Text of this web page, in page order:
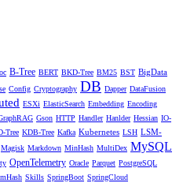
B-Tree BERT BKD-Tree BM25 BST BigData
Config Cryptography DB Dapper DataFusion
ESXi ElasticSearch Embedding Encoding
Gson HTTP Handler Hanlder Hessian IO-
Tree KDB-Tree Kafka Kubernetes LSH LSM-
Magisk Markdown MinHash MultiDex MySQL
OpenTelemetry Oracle Parquet PostgreSQL
Skills SpringBoot SpringCloud